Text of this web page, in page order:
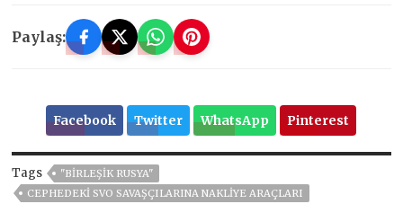
Paylaş:
Facebook Twitter WhatsApp Pinterest
Tags
"BIRLEŞIK RUSYA"
CEPHEDEKI SVO SAVAŞÇILARINA NAKLIYE ARAÇLARI